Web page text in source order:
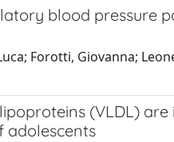
blood pressure
Forotti, Giovanna;
(VLDL)
adolescents